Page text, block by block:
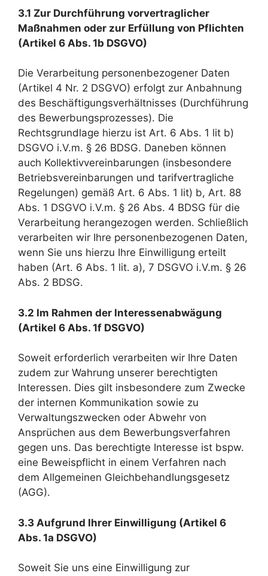
3.1 Zur Durchführung vorvertraglicher
Maßnahmen oder zur Erfüllung von Pflichten
(Artikel 6 Abs. 1b DSGVO)
Die Verarbeitung personenbezogener Daten
(Artikel 4 Nr. 2 DSGVO) erfolgt zur Anbahnung
des Beschäftigungsverhältnisses (Durchführung
des Bewerbungsprozesses). Die
Rechtsgrundlage hierzu ist Art. 6 Abs. 1 lit b)
DSGVO i.V.m. § 26 BDSG. Daneben können
auch Kollektivvereinbarungen (insbesondere
Betriebsvereinbarungen und tarifvertragliche
Regelungen) gemäß Art. 6 Abs. 1 lit) b, Art. 88
Abs. 1 DSGVO i.V.m. § 26 Abs. 4 BDSG für die
Verarbeitung herangezogen werden. Schließlich
verarbeiten wir Ihre personenbezogenen Daten,
wenn Sie uns hierzu Ihre Einwilligung erteilt
haben (Art. 6 Abs. 1 lit. a), 7 DSGVO i.V.m. § 26
Abs. 2 BDSG.
3.2 Im Rahmen der Interessenabwägung
(Artikel 6 Abs. 1f DSGVO)
Soweit erforderlich verarbeiten wir Ihre Daten
zudem zur Wahrung unserer berechtigten
Interessen. Dies gilt insbesondere zum Zwecke
der internen Kommunikation sowie zu
Verwaltungszwecken oder Abwehr von
Ansprüchen aus dem Bewerbungsverfahren
gegen uns. Das berechtigte Interesse ist bspw.
eine Beweispflicht in einem Verfahren nach
dem Allgemeinen Gleichbehandlungsgesetz
(AGG).
3.3 Aufgrund Ihrer Einwilligung (Artikel 6
Abs. 1a DSGVO)
Soweit Sie uns eine Einwilligung zur